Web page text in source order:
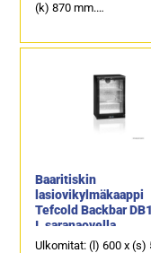
(k) 870 mm.
183 litraa.
Baaritiskin
lasiovikylmäkaappi
Tefcold Backbar
I, saranaovella
Ulkomitat: (l) 600 x (s)